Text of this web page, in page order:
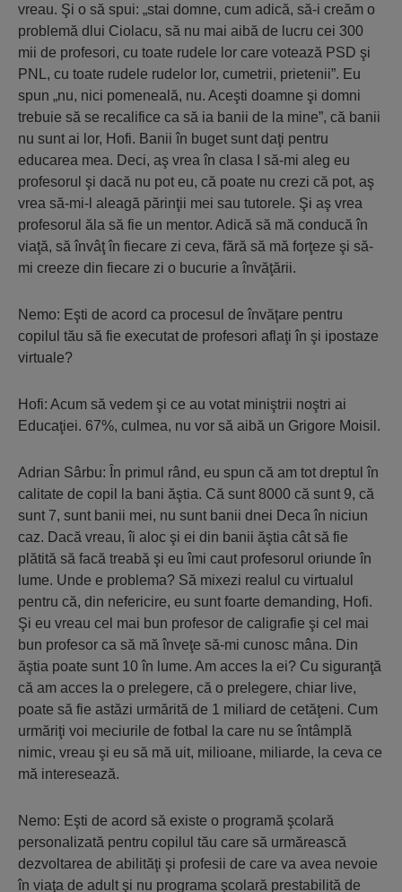
vreau. Şi o să spui: „stai domne, cum adică, să-i creăm o
problemă dlui Ciolacu, să nu mai aibă de lucru cei 300
mii de profesori, cu toate rudele lor care votează PSD şi
PNL, cu toate rudele rudelor lor, cumetrii, prietenii”. Eu
spun „nu, nici pomeneală, nu. Aceşti doamne şi domni
trebuie să se recalifice ca să ia banii de la mine”, că banii
nu sunt ai lor, Hofi. Banii în buget sunt daţi pentru
educarea mea. Deci, aş vrea în clasa I să-mi aleg eu
profesorul şi dacă nu pot eu, că poate nu crezi că pot, aş
vrea să-mi-l aleagă părinţii mei sau tutorele. Şi aş vrea
profesorul ăla să fie un mentor. Adică să mă conducă în
viaţă, să învâţ în fiecare zi ceva, fără să mă forţeze şi să-
mi creeze din fiecare zi o bucurie a învăţării.
Nemo: Eşti de acord ca procesul de învăţare pentru
copilul tău să fie executat de profesori aflaţi în şi ipostaze
virtuale?
Hofi: Acum să vedem şi ce au votat miniştrii noştri ai
Educaţiei. 67%, culmea, nu vor să aibă un Grigore Moisil.
Adrian Sârbu: În primul rând, eu spun că am tot dreptul în
calitate de copil la bani ăştia. Că sunt 8000 că sunt 9, că
sunt 7, sunt banii mei, nu sunt banii dnei Deca în niciun
caz. Dacă vreau, îi aloc şi ei din banii ăştia cât să fie
plătită să facă treabă şi eu îmi caut profesorul oriunde în
lume. Unde e problema? Să mixezi realul cu virtualul
pentru că, din nefericire, eu sunt foarte demanding, Hofi.
Şi eu vreau cel mai bun profesor de caligrafie şi cel mai
bun profesor ca să mă înveţe să-mi cunosc mâna. Din
ăştia poate sunt 10 în lume. Am acces la ei? Cu siguranţă
că am acces la o prelegere, că o prelegere, chiar live,
poate să fie astăzi urmărită de 1 miliard de cetăţeni. Cum
urmăriţi voi meciurile de fotbal la care nu se întâmplă
nimic, vreau şi eu să mă uit, milioane, miliarde, la ceva ce
mă interesează.
Nemo: Eşti de acord să existe o programă şcolară
personalizată pentru copilul tău care să urmărească
dezvoltarea de abilităţi şi profesii de care va avea nevoie
în viaţa de adult şi nu programa şcolară prestabilită de